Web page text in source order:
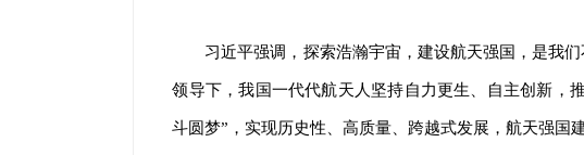
习近平强调，探索浩瀚宇宙，建设航天强国，是我
领导下，我国一代代航天人坚持自力更生、自主创新，
斗圆梦”，实现历史性、高质量、跨越式发展，航天强国